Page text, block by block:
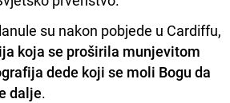
su nakon pobjede u Cardiffu,
koja se proširila munjevitom
dede koji se moli Bogu da
dalje.